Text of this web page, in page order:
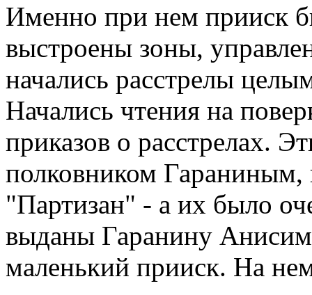
Именно при нем прииск
выстроены зоны,
начались расстрелы
Начались чтения на
приказов о расстрелах.
полковником
"Партизан" - а их было
выданы Гаранину
маленький прииск. На